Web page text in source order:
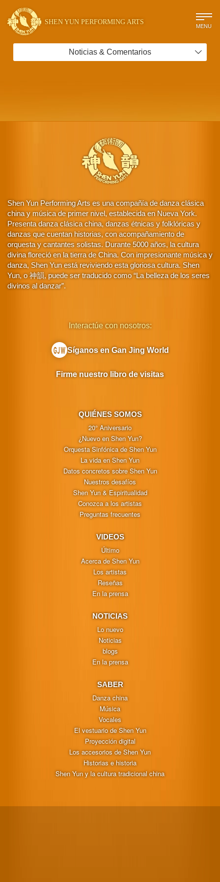
SHEN YUN PERFORMING ARTS MENU
Noticias & Comentarios
Shen Yun Performing Arts es una compañía de danza clásica
china y música de primer nivel, establecida en Nueva York.
Presenta danza clásica china, danzas étnicas y folklóricas y
danzas que cuentan historias, con acompañamiento de
orquesta y cantantes solistas. Durante 5000 años, la cultura
divina floreció en la tierra de China. Con impresionante música y
danza, Shen Yun está reviviendo esta gloriosa cultura. Shen
Yun, o 神韻, puede ser traducido como “La belleza de los seres
divinos al danzar”.
QUIÉNES SOMOS
20° Aniversario
¿Nuevo en Shen Yun?
Orquesta Sinfónica de Shen Yun
La vida en Shen Yun
Datos concretos sobre Shen Yun
Nuestros desafíos
Shen Yun & Espiritualidad
Conozca a los artistas
Preguntas frecuentes
VIDEOS
Último
Acerca de Shen Yun
Los artistas
Reseñas
En la prensa
NOTICIAS
Lo nuevo
Noticias
blogs
En la prensa
SABER
Danza china
Música
Vocales
El vestuario de Shen Yun
Proyección digital
Los accesorios de Shen Yun
Historias e historia
Shen Yun y la cultura tradicional china
Interactúe con nosotros:
Síganos en Gan Jing World
Firme nuestro libro de visitas